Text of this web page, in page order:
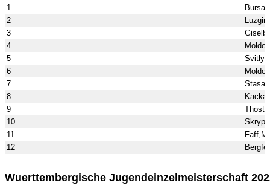
1
2
3
4
5
6
7
8
9
10
11
12
Wuerttembergische Jugendeinzelmeisterschaft